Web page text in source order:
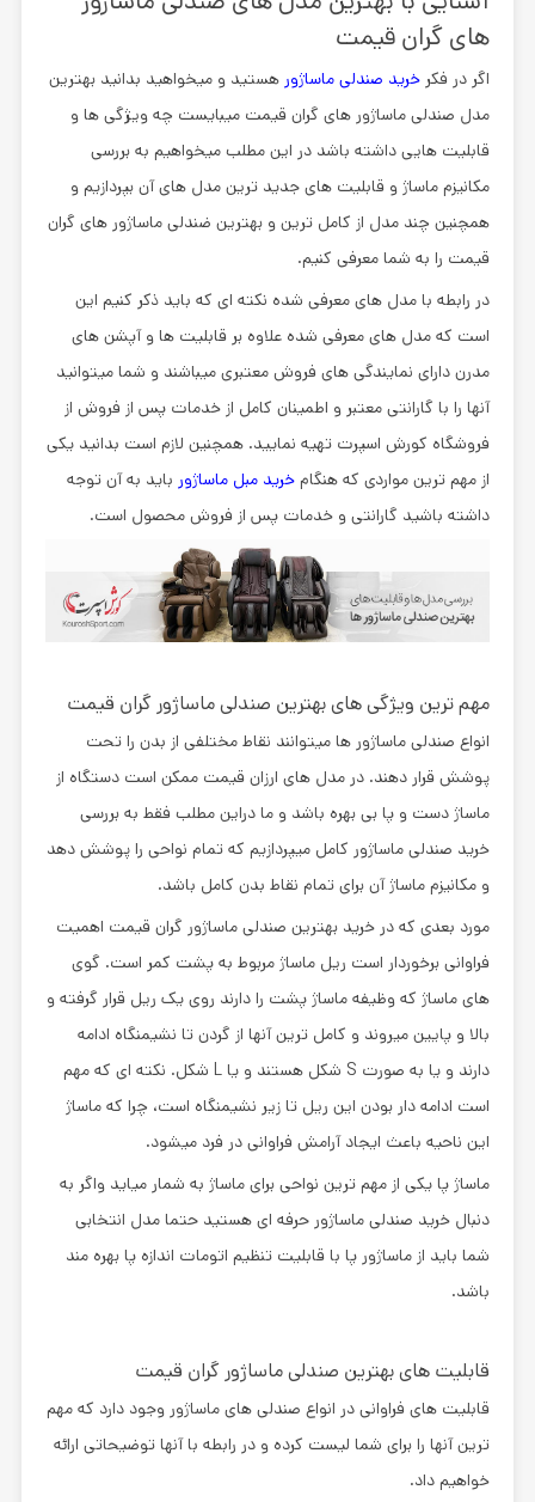
های گران قیمت
اگر در فکر خرید صندلی ماساژور هستید و میخواهید بدانید بهترین
مدل صندلی ماساژور های گران قیمت میبایست چه ویژگی ها و
قابلیت هایی داشته باشد در این مطلب میخواهیم به بررسی
مکانیزم ماساژ و قابلیت های جدید ترین مدل های آن بپردازیم و
همچنین چند مدل از کامل ترین و بهترین ضندلی ماساژور های گران
قیمت را به شما معرفی کنیم.
در رابطه با مدل های معرفی شده نکته ای که باید ذکر کنیم این
است که مدل های معرفی شده علاوه بر قابلیت ها و آپشن های
مدرن دارای نمایندگی های فروش معتبری میباشند و شما میتوانید
آنها را با گارانتی معتبر و اطمینان کامل از خدمات پس از فروش از
فروشگاه کورش اسپرت تهیه نمایید. همچنین لازم است بدانید یکی
از مهم ترین مواردی که هنگام خرید مبل ماساژور باید به آن توجه
داشته باشید گارانتی و خدمات پس از فروش محصول است.
مهم ترین ویژگی های بهترین صندلی ماساژور گران قیمت
انواع صندلی ماساژور ها میتوانند نقاط مختلفی از بدن را تحت
پوشش قرار دهند. در مدل های ارزان قیمت ممکن است دستگاه از
ماساژ دست و پا بی بهره باشد و ما دراین مطلب فقط به بررسی
خرید صندلی ماساژور کامل میپردازیم که تمام نواحی را پوشش دهد
و مکانیزم ماساژ آن برای تمام نقاط بدن کامل باشد.
مورد بعدی که در خرید بهترین صندلی ماساژور گران قیمت اهمیت
فراوانی برخوردار است ریل ماساژ مربوط به پشت کمر است. گوی
های ماساژ که وظیفه ماساژ پشت را دارند روی یک ریل قرار گرفته و
بالا و پایین میروند و کامل ترین آنها از گردن تا نشیمنگاه ادامه
دارند و یا به صورت S شکل هستند و یا L شکل. نکته ای که مهم
است ادامه دار بودن این ریل تا زیر نشیمنگاه است، چرا که ماساژ
این ناحیه باعث ایجاد آرامش فراوانی در فرد میشود.
ماساژ پا یکی از مهم ترین نواحی برای ماساژ به شمار میاید واگر به
دنبال خرید صندلی ماساژور حرفه ایهستید حتما مدل انتخابی
شما باید از ماساژور پا با قابلیت تنظیم اتومات اندازه پا بهره مند
باشد.
قابلیت های بهترین صندلی ماساژور گران قیمت
قابلیت های فراوانی در انواع صندلی های ماساژور وجود دارد که مهم
ترین آنها را برای شما لیست کرده و در رابطه با آنها توضیحاتی ارائه
خواهیم داد.